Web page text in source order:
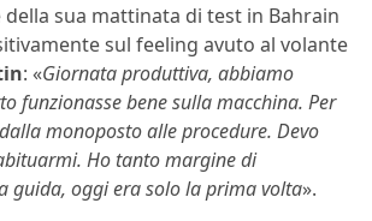
sua mattinata di test in Bahrain
sul feeling avuto al volante
: «Giornata produttiva, abbiamo
funzionasse bene sulla macchina. Per
monoposto alle procedure. Devo
Ho tanto margine di
guida, oggi era solo la prima volta».